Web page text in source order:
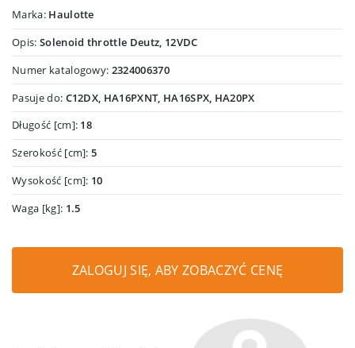
Marka: Haulotte
Opis: Solenoid throttle Deutz, 12VDC
Numer katalogowy: 2324006370
Pasuje do: C12DX, HA16PXNT, HA16SPX, HA20PX
Długość [cm]: 18
Szerokość [cm]:5
Wysokość [cm]: 10
Waga [kg]: 1.5
ZALOGUJ SIĘ, ABY ZOBACZYĆ CENĘ